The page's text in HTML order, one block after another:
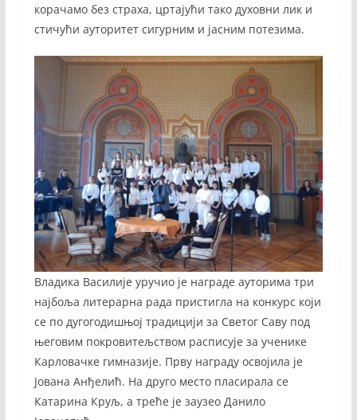
корачамо без страха, цртајући тако духовни лик и
стичући ауторитет сигурним и јасним потезима.
Владика Василије уручио је награде ауторима три
најбоља литерарна рада пристигла на конкурс који
се по дугогодишњој традицији за Светог Саву под
његовим покровитељством расписује за ученике
Карловачке гимназије. Прву награду освојила је
Јована Анђелић. На друго место пласирала се
Катарина Круљ, а треће је заузео Данило